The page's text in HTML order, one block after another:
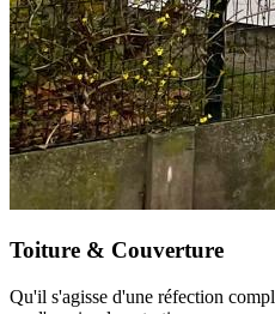
Toiture & Couverture
Qu'il s'agisse d'une réfection